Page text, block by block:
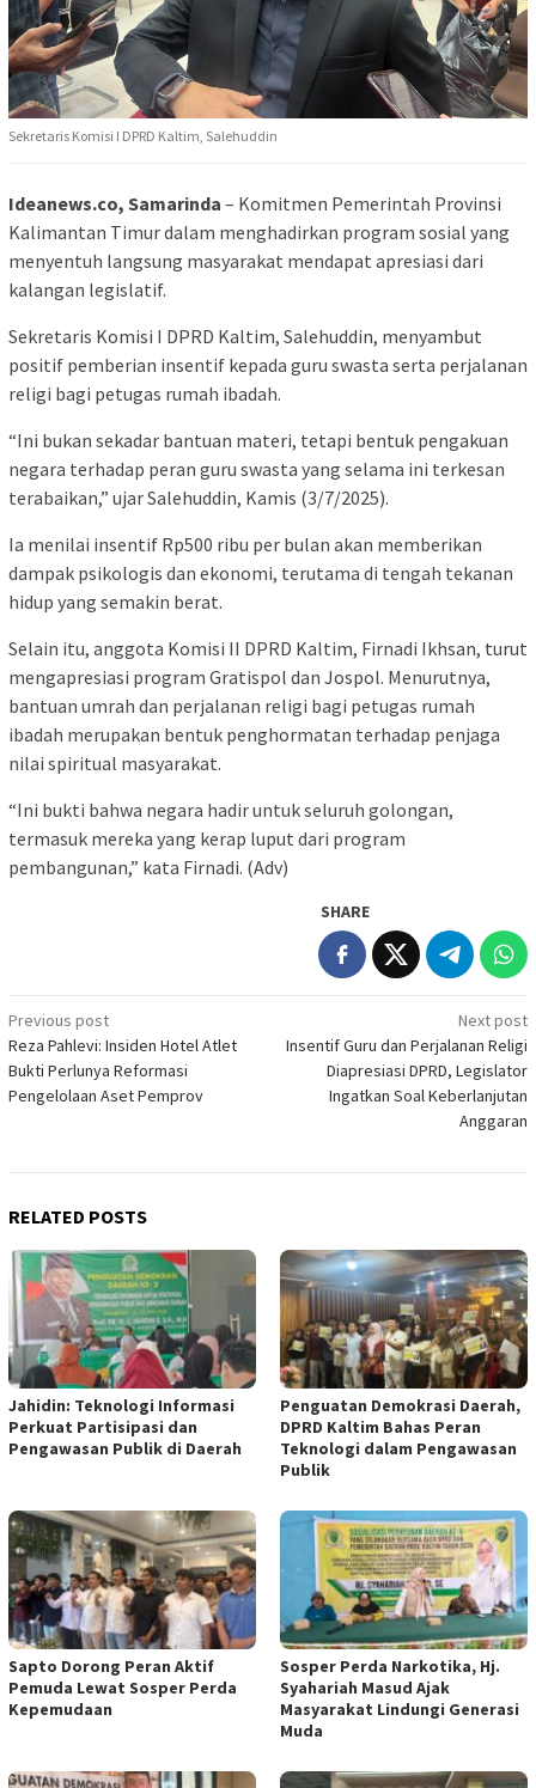
Sekretaris Komisi I DPRD Kaltim, Salehuddin
Ideanews.co, Samarinda – Komitmen Pemerintah Provinsi
Kalimantan Timur dalam menghadirkan program sosial yang
menyentuh langsung masyarakat mendapat apresiasi dari
kalangan legislatif.
Sekretaris Komisi I DPRD Kaltim, Salehuddin, menyambut
positif pemberian insentif kepada guru swasta serta perjalanan
religi bagi petugas rumah ibadah.
“Ini bukan sekadar bantuan materi, tetapi bentuk pengakuan
negara terhadap peran guru swasta yang selama ini terkesan
terabaikan,” ujar Salehuddin, Kamis (3/7/2025).
Ia menilai insentif Rp500 ribu per bulan akan memberikan
dampak psikologis dan ekonomi, terutama di tengah tekanan
hidup yang semakin berat.
Selain itu, anggota Komisi II DPRD Kaltim, Firnadi Ikhsan, turut
mengapresiasi program Gratispol dan Jospol. Menurutnya,
bantuan umrah dan perjalanan religi bagi petugas rumah
ibadah merupakan bentuk penghormatan terhadap penjaga
nilai spiritual masyarakat.
“Ini bukti bahwa negara hadir untuk seluruh golongan,
termasuk mereka yang kerap luput dari program
pembangunan,” kata Firnadi. (Adv)
SHARE
Post
navigation
Previous post
Reza Pahlevi: Insiden Hotel Atlet
Bukti Perlunya Reformasi
Pengelolaan Aset Pemprov
Next post
Insentif Guru dan Perjalanan Religi
Diapresiasi DPRD, Legislator
Ingatkan Soal Keberlanjutan
Anggaran
RELATED POSTS
Jahidin: Teknologi Informasi
Perkuat Partisipasi dan
Pengawasan Publik di Daerah
Penguatan Demokrasi Daerah,
DPRD Kaltim Bahas Peran
Teknologi dalam Pengawasan
Publik
Sapto Dorong Peran Aktif
Pemuda Lewat Sosper Perda
Kepemudaan
Sosper Perda Narkotika, Hj.
Syahariah Masud Ajak
Masyarakat Lindungi Generasi
Muda